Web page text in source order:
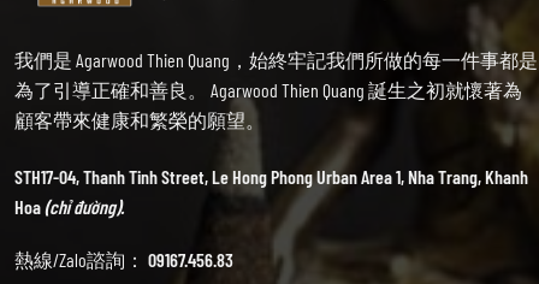
我們是 Agarwood Thien Quang，始終牢記我們所做的每一件事都是
為了引導正確和善良。 Agarwood Thien Quang 誕生之初就懷著為
顧客帶來健康和繁榮的願望。
STH17-04, Thanh Tinh Street, Le Hong Phong Urban Area 1, Nha Trang, Khanh
Hoa(chỉ đường).
熱線/Zalo諮詢： 09167.456.83